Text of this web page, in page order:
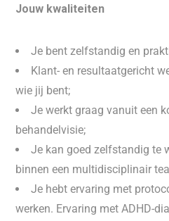
Jouw kwaliteiten
Je bent zelfstandig en
Klant- en resultaatgericht
wie jij bent;
Je werkt graag vanuit een
behandelvisie;
Je kan goed zelfstandig te
binnen een multidisciplinair
Je hebt ervaring met
werken. Ervaring met ADHD-